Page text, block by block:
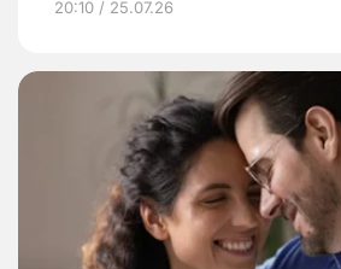
20:10 / 25.07.26